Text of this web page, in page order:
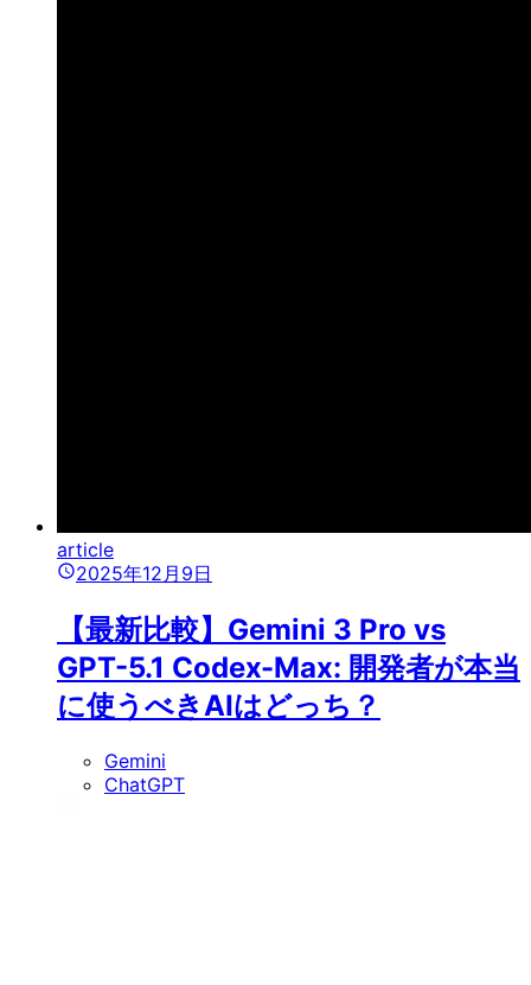
article
2025年12月9日
【最新比較】Gemini 3 Pro vs
GPT-5.1 Codex-Max: 開発者が本当
に使うべきAIはどっち？
Gemini
ChatGPT